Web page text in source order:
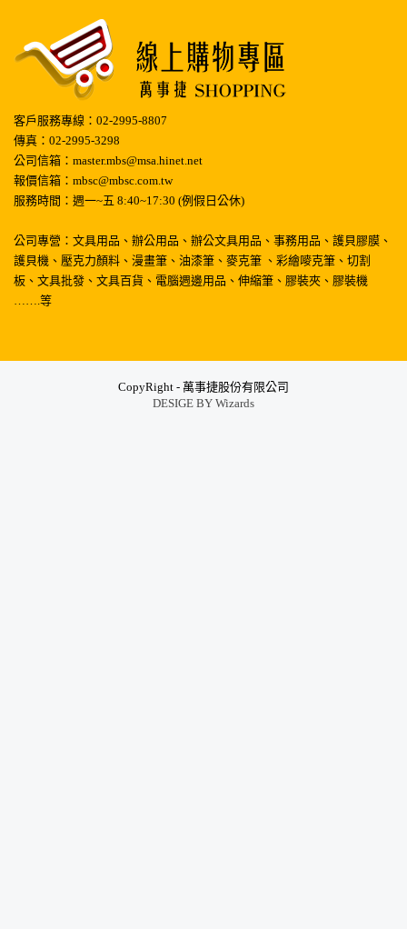
客戶服務專線：02-2995-8807
傳真：02-2995-3298
公司信箱：master.mbs@msa.hinet.net
報價信箱：mbsc@mbsc.com.tw
服務時間：週一~五 8:40~17:30 (例假日公休)
公司專營：文具用品、辦公用品、辦公文具用品、事務用品、護貝膠膜、
護貝機、壓克力顏料、漫畫筆、油漆筆、麥克筆 、彩繪嘜克筆、切割
板、文具批發、文具百貨、電腦週邊用品、伸縮筆、膠裝夾、膠裝機
…….等
CopyRight - 萬事捷股份有限公司
DESIGE BY Wizards